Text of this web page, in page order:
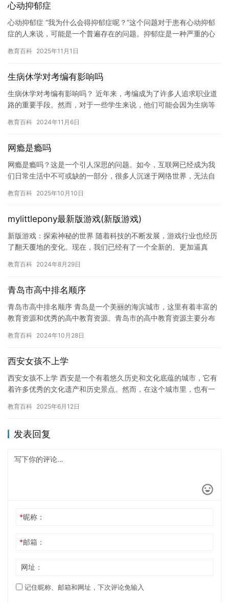
心动抑郁症
心动抑郁症 “我为什么会得抑郁症呢？”这个问题对于患有心动抑郁
症的人来说，可能是一个普遍存在的问题。抑郁症是一种严重的心
生…
教育百科 2025年11月1日
生病休学对考编有影响吗
生病休学对考编有影响吗？ 近年来，考编成为了许多人追求职业道
路的重要手段。然而，对于一些学生来说，他们可能会因为生病等
本文…
教育百科 2024年11月6日
网瘾是瘾吗
网瘾是瘾吗？这是一个引人深思的问题。如今，互联网已经成为我
们日常生活中不可或缺的一部分，很多人沉迷于网络世界，无法自
网，导…
教育百科 2025年10月10日
mylittlepony最新版游戏(新版游戏)
新版游戏：探索神秘的世界 随着科技的不断发展，游戏行业也经历
了翻天覆地的变化。现在，我们已经有了一个全新的、更加逼真
让游…
教育百科 2024年8月29日
青岛市高中排名顺序
青岛市高中排名顺序 青岛是一个美丽的海滨城市，这里有着丰富的
教育资源和优秀的高中教育资源。青岛市的高中教育资源主要分布
区的…
教育百科 2024年10月28日
西安女孩不上学
西安女孩不上学 西安是一个有着悠久历史和文化底蕴的城市，它有
着许多优秀的文化遗产和历史景点。然而，在这个城市里，也有一
通…
教育百科 2025年6月12日
发表回复
*昵称：
*邮箱：
网址：
记住昵称、邮箱和网址，下次评论免输入